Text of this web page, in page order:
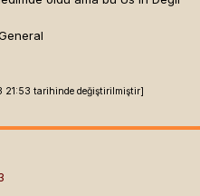
21:53 tarihinde değiştirilmiştir]